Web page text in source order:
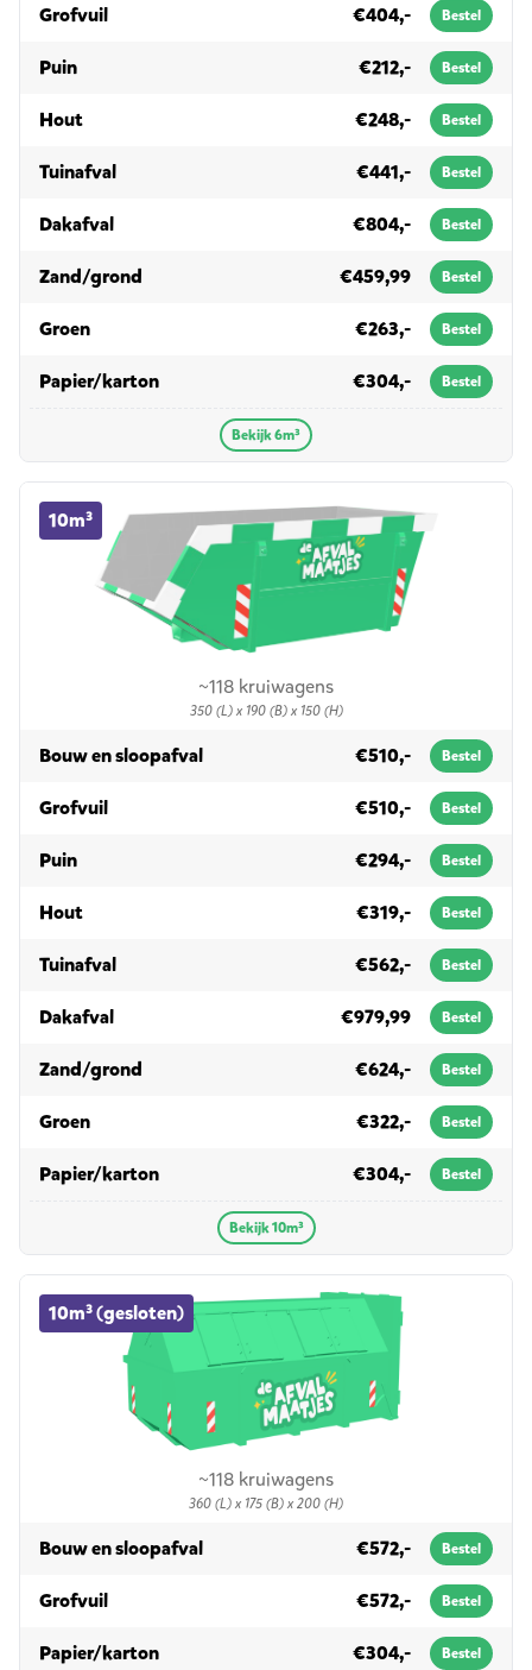
Grofvuilin 6m³ €404,- Bestel
Puinin 6m³ €212,- Bestel
Houtin 6m³ €248,- Bestel
Tuinafvalin 6m³ €441,- Bestel
Dakafvalin 6m³ €804,- Bestel
Zand/grond €459,99 Bestel
Groenin 6m³ €263,- Bestel
Papier/kartonin 6m³ €304,- Bestel
Bekijk 6m³
~118 kruiwagens
350 (L) x 190 (B) x 150 (H)
10m³
10m³ container huren
Bouw en sloopafvalin 10m³ €510,- Bestel
Grofvuilin 10m³ €510,- Bestel
Puinin 10m³ €294,- Bestel
Houtin 10m³ €319,- Bestel
Tuinafvalin 10m³ €562,- Bestel
Dakafvalin 10m³ €979,99 Bestel
Zand/grond €624,- Bestel
Groenin 10m³ €322,- Bestel
Papier/kartonin 10m³ €304,- Bestel
Bekijk 10m³
~118 kruiwagens
360 (L) x 175 (B) x 200 (H)
10m³ (gesloten)
10m³ (gesloten) container huren
Bouw en sloopafvalin 10m³ (gesloten) €572,- Bestel
Grofvuilin 10m³ (gesloten) €572,- Bestel
Papier/kartonin 10m³ (gesloten) €304,- Bestel